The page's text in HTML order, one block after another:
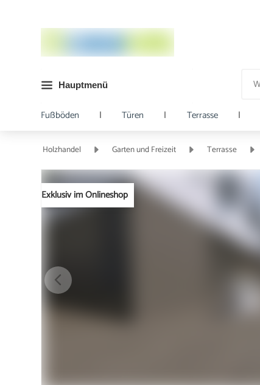
Hauptmenü
Fußböden | Türen | Terrasse |
Holzhandel Garten und Freizeit Terrasse
Exklusiv im Onlineshop